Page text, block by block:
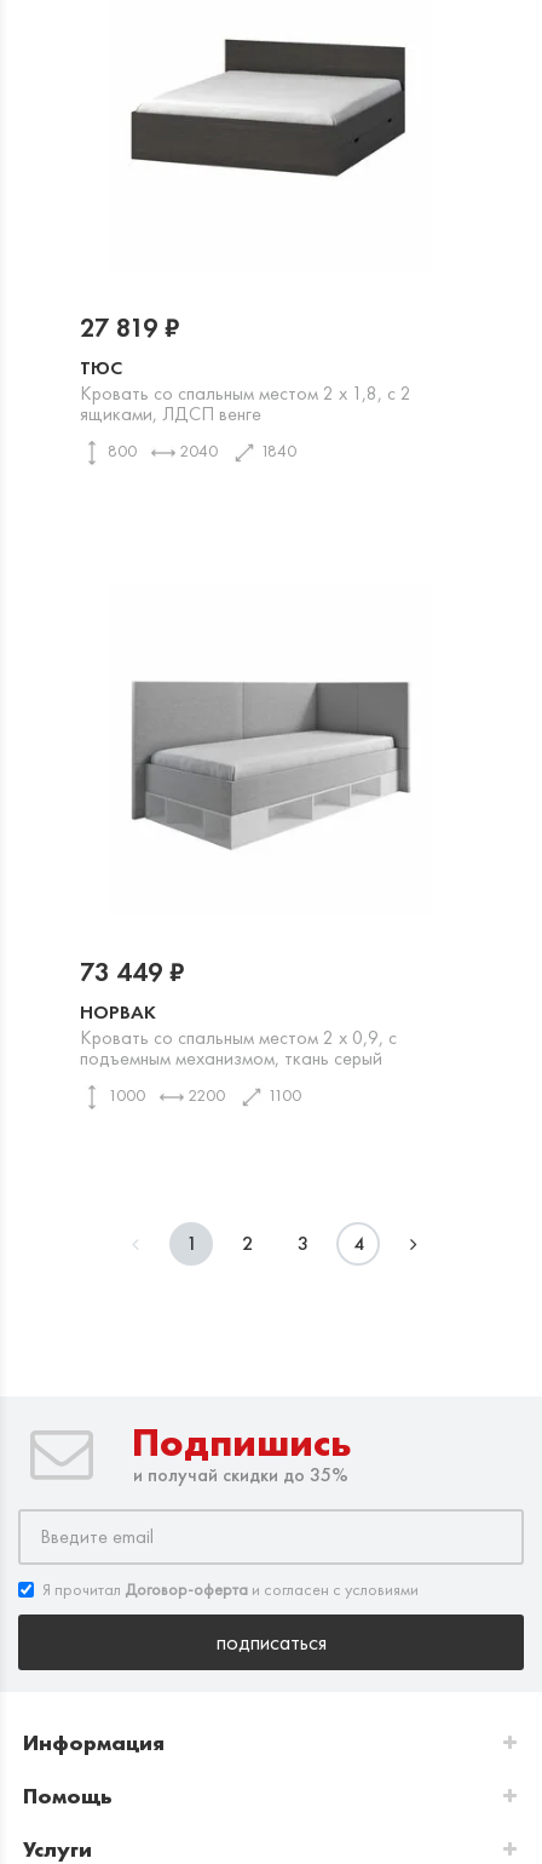
ТЮС
Кровать со спальным местом 2 х 1,8, с 2
ящиками, ЛДСП венге
800 2040 1840
27 819 ₽
НОРВАК
Кровать со спальным местом 2 х 0,9, с
подъемным механизмом, ткань серый
1000 2200 1100
73 449 ₽
1 2 3 4
Подпишись
и получай скидки до 35%
Я прочитал Договор-оферта и согласен с условиями
подписаться
Информация
Помощь
Услуги